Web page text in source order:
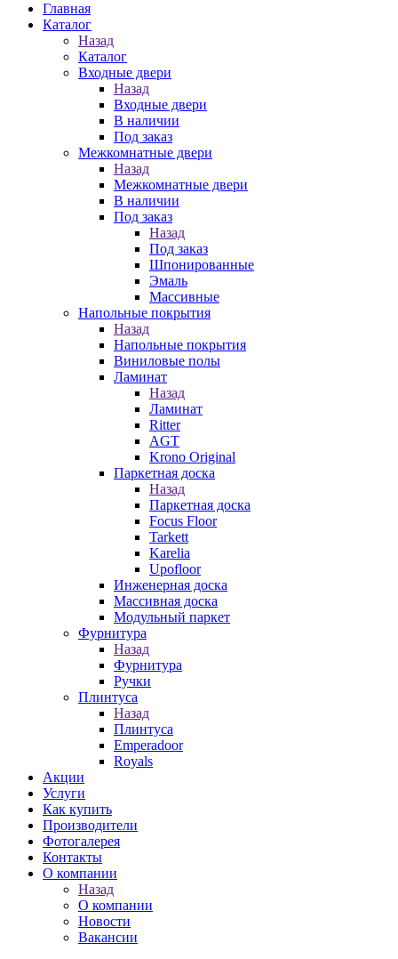
Главная
Каталог
Назад
Каталог
Входные двери
Назад
Входные двери
В наличии
Под заказ
Межкомнатные двери
Назад
Межкомнатные двери
В наличии
Под заказ
Назад
Под заказ
Шпонированные
Эмаль
Массивные
Напольные покрытия
Назад
Напольные покрытия
Виниловые полы
Ламинат
Назад
Ламинат
Ritter
AGT
Krono Original
Паркетная доска
Назад
Паркетная доска
Focus Floor
Tarkett
Karelia
Upofloor
Инженерная доска
Массивная доска
Модульный паркет
Фурнитура
Назад
Фурнитура
Ручки
Плинтуса
Назад
Плинтуса
Emperadoor
Royals
Акции
Услуги
Как купить
Производители
Фотогалерея
Контакты
О компании
Назад
О компании
Новости
Вакансии